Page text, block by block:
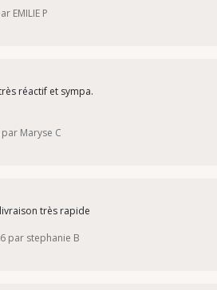
EMILIE P
réactif et sympa.
Maryse C
très rapide
par stephanie B